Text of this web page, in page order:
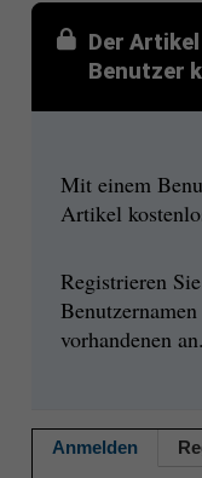
Der
Benutzer
Mit einem
Artikel
Registrieren
vorhandenen an.
Anmelden